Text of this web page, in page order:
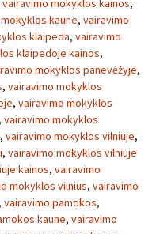
vairavimo mokyklos kainos,
kaune, vairavimo
klaipeda, vairavimo
klaipedoje kainos,
mokyklos panevėžyje,
, vairavimo mokyklos
, vairavimo mokyklos
, vairavimo mokyklos
, vairavimo mokyklos vilniuje,
, vairavimo mokyklos vilniuje
kainos, vairavimo
mokyklos vilnius, vairavimo
, vairavimo pamokos,
kaune, vairavimo